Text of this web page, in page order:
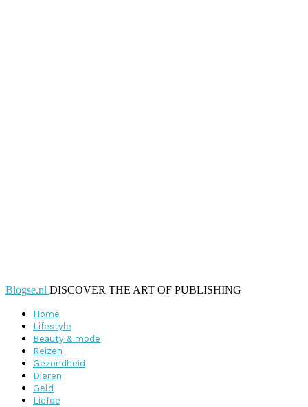
Blogse.nl DISCOVER THE ART OF PUBLISHING
Home
Lifestyle
Beauty & mode
Reizen
Gezondheid
Dieren
Geld
Liefde